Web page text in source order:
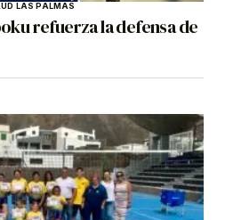
UD LAS PALMAS
refuerza la defensa de